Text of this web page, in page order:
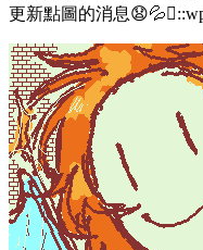
更新點圖的消息